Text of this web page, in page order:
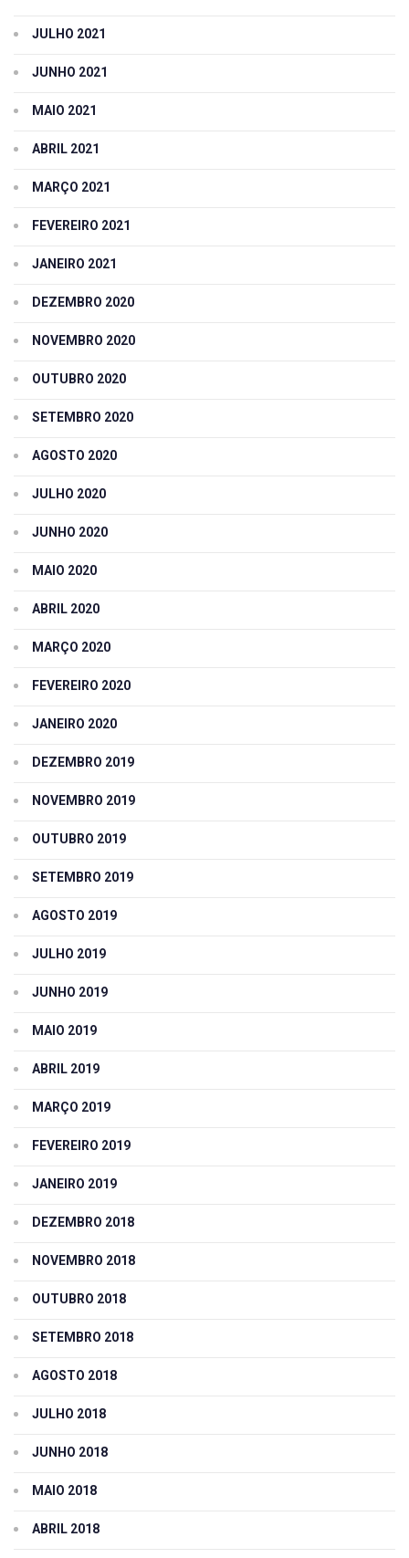
JULHO 2021
JUNHO 2021
MAIO 2021
ABRIL 2021
MARÇO 2021
FEVEREIRO 2021
JANEIRO 2021
DEZEMBRO 2020
NOVEMBRO 2020
OUTUBRO 2020
SETEMBRO 2020
AGOSTO 2020
JULHO 2020
JUNHO 2020
MAIO 2020
ABRIL 2020
MARÇO 2020
FEVEREIRO 2020
JANEIRO 2020
DEZEMBRO 2019
NOVEMBRO 2019
OUTUBRO 2019
SETEMBRO 2019
AGOSTO 2019
JULHO 2019
JUNHO 2019
MAIO 2019
ABRIL 2019
MARÇO 2019
FEVEREIRO 2019
JANEIRO 2019
DEZEMBRO 2018
NOVEMBRO 2018
OUTUBRO 2018
SETEMBRO 2018
AGOSTO 2018
JULHO 2018
JUNHO 2018
MAIO 2018
ABRIL 2018